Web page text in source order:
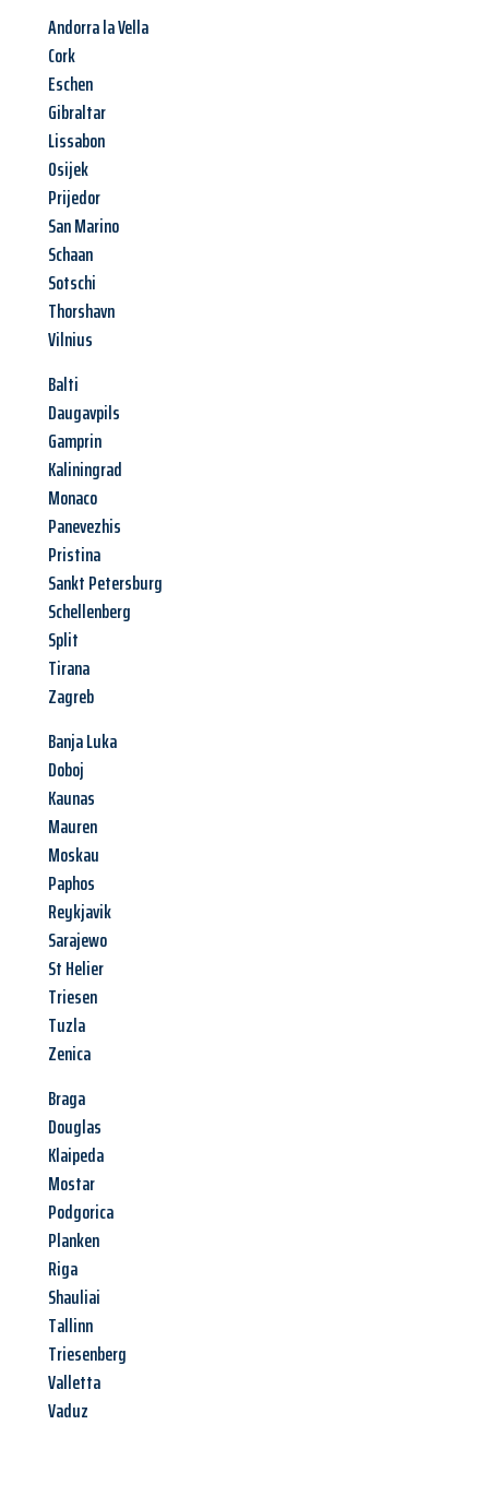
Andorra la Vella
Cork
Eschen
Gibraltar
Lissabon
Osijek
Prijedor
San Marino
Schaan
Sotschi
Thorshavn
Vilnius
Balti
Daugavpils
Gamprin
Kaliningrad
Monaco
Panevezhis
Pristina
Sankt Petersburg
Schellenberg
Split
Tirana
Zagreb
Banja Luka
Doboj
Kaunas
Mauren
Moskau
Paphos
Reykjavik
Sarajewo
St Helier
Triesen
Tuzla
Zenica
Braga
Douglas
Klaipeda
Mostar
Podgorica
Planken
Riga
Shauliai
Tallinn
Triesenberg
Valletta
Vaduz